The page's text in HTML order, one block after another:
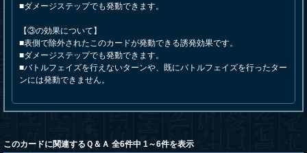
■ダメージステップでも発動できます。
【③の効果について】
■表側で除外されたこのカードが発動できる誘発効果です。
■ダメージステップでも発動できます。
■バトルフェイズを行えないターンや、既にバトルフェイズを行ったター
ンには発動できません。
このカードに関連するＱ＆Ａ 全6件中 1～6件を表示